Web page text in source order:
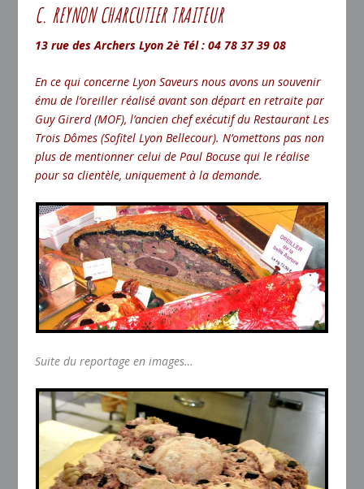
C. REYNON CHARCUTIER TRAITEUR
13 rue des Archers Lyon 2è Tél : 04 78 37 39 08
En ce qui concerne Lyon Saveurs nous avons un souvenir
ému de l’oreiller réalisé avant son départ en retraite par
Guy Girerd (MOF), l’ancien chef exécutif du Restaurant Les
Trois Dômes (Sofitel Lyon Bellecour). N’omettons pas non
plus de mentionner celui de Paul Bocuse qui le réalise
pour sa clientèle, uniquement à la demande.
Suite du reportage en images…